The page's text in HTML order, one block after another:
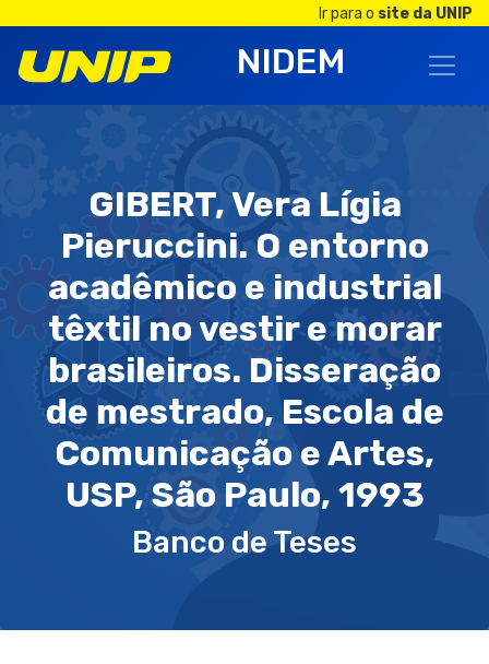
Ir para o site da UNIP
NIDEM
GIBERT, Vera Lígia
Pieruccini. O entorno
acadêmico e industrial
têxtil no vestir e morar
brasileiros. Disseração
de mestrado, Escola de
Comunicação e Artes,
USP, São Paulo, 1993
Banco de Teses